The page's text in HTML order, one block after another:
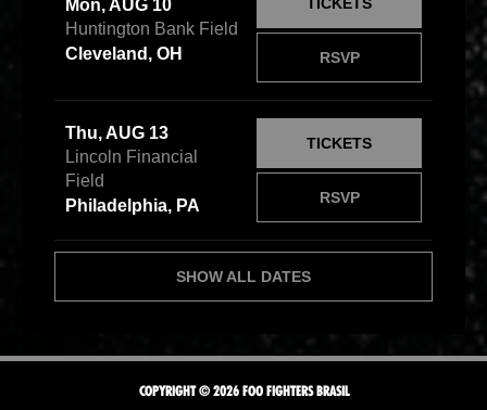
Mon, AUG 10
Huntington Bank Field
Cleveland, OH
RSVP
Thu, AUG 13
Lincoln Financial
Field
Philadelphia, PA
RSVP
TICKETS
SHOW ALL DATES
COPYRIGHT © 2026 FOO FIGHTERS BRASIL